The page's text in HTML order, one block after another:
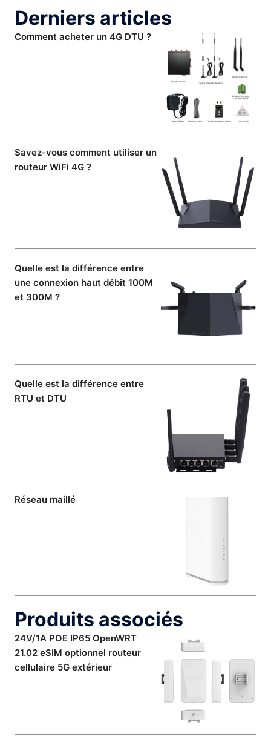
Derniers articles
Comment acheter un 4G DTU ?
Savez-vous comment utiliser un
routeur WiFi 4G ?
Quelle est la différence entre
une connexion haut débit 100M
et 300M ?
Quelle est la différence entre
RTU et DTU
Réseau maillé
Produits associés
24V/1A POE IP65 OpenWRT
21.02 eSIM optionnel routeur
cellulaire 5G extérieur